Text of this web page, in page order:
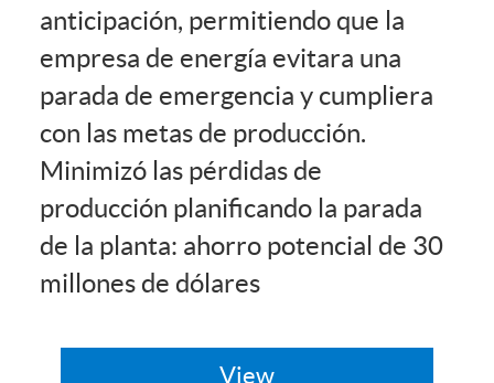
anticipación, permitiendo que la
empresa de energía evitara una
parada de emergencia y cumpliera
con las metas de producción.
Minimizó las pérdidas de
producción planificando la parada
de la planta: ahorro potencial de 30
millones de dólares